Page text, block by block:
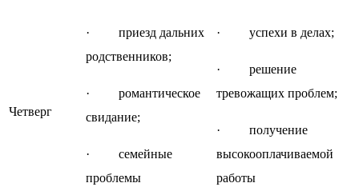
Четверг
· приезд дальних
родственников;
· романтическое
свидание;
· семейные
проблемы
· успехи в делах;
· решение
тревожащих проблем;
· получение
высокооплачиваемой
работы